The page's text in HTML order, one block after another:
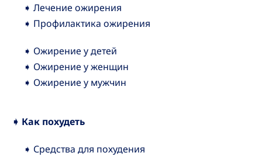
➧ Лечение ожирения
➧ Профилактика ожирения
➧ Ожирение у детей
➧ Ожирение у женщин
➧ Ожирение у мужчин
➧ Как похудеть
➧ Средства для похудения